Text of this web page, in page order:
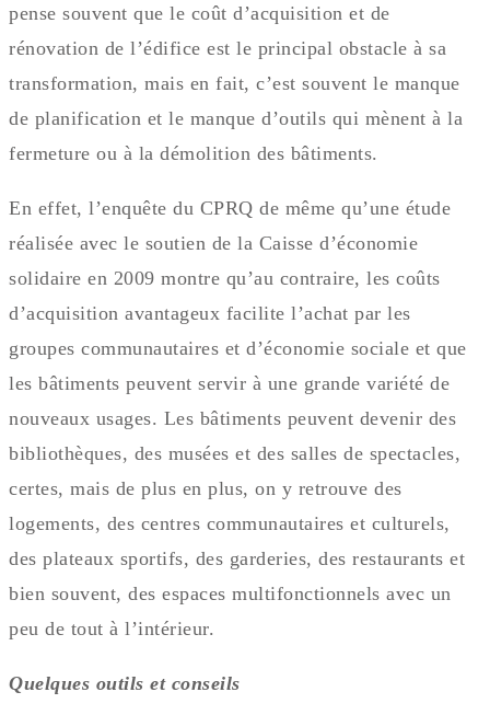
pense souvent que le coût d’acquisition et de
rénovation de l’édifice est le principal obstacle à sa
transformation, mais en fait, c’est souvent le manque
de planification et le manque d’outils qui mènent à la
fermeture ou à la démolition des bâtiments.
En effet, l’enquête du CPRQ de même qu’une étude
réalisée avec le soutien de la Caisse d’économie
solidaire en 2009 montre qu’au contraire, les coûts
d’acquisition avantageux facilite l’achat par les
groupes communautaires et d’économie sociale et que
les bâtiments peuvent servir à une grande variété de
nouveaux usages. Les bâtiments peuvent devenir des
bibliothèques, des musées et des salles de spectacles,
certes, mais de plus en plus, on y retrouve des
logements, des centres communautaires et culturels,
des plateaux sportifs, des garderies, des restaurants et
bien souvent, des espaces multifonctionnels avec un
peu de tout à l’intérieur.
Quelques outils et conseils